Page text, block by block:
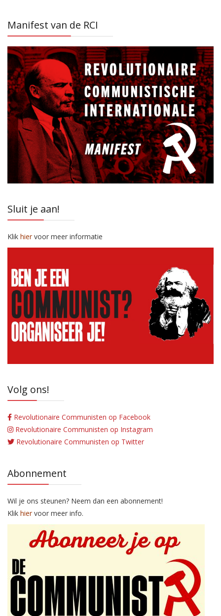
Manifest van de RCI
Sluit je aan!
Klik hiervoor meer informatie
Volg ons!
Revolutionaire Communisten op Facebook
Revolutionaire Communisten op Instagram
Revolutionaire Communisten op Twitter
Abonnement
Wil je ons steunen? Neem dan een abonnement!
Klik hiervoor meer info.